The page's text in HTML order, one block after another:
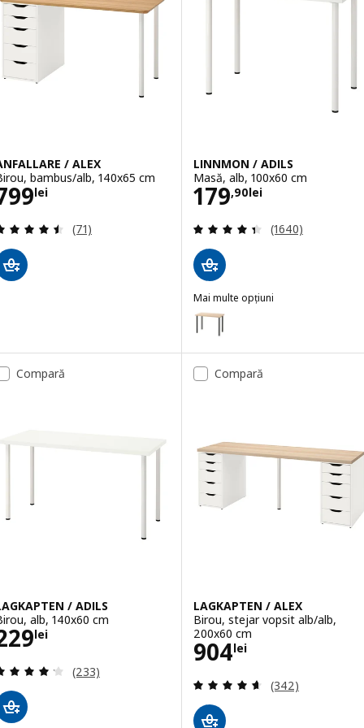
/ ALEX
bambus/alb, 140x65 cm
lei
799lei
Evaluare: 4.5 din 5 stele. Total recenzii:
(71)
LINNMON / ADILS
Masă, alb, 100x60 cm
179,90lei
Preţ 179,90lei
Evaluare: 4.4
(1640)
Mai multe opțiuni
LINNMON / ADILS
Opțiune: LINNMON / ADILS,
Opțiune: LINNMON / ADILS,
Opțiune: LINNMON / ADILS,
Opțiune: LINNMON / ADILS,
Compară
/ ADILS
alb, 140x60 cm
lei
229lei
Evaluare: 4.2 din 5 stele. Total recenzii:
(233)
Compară
LAGKAPTEN / ALEX
Birou, stejar vopsit alb/alb,
200x60 cm
904lei
Preţ 904lei
Evaluare: 4.6
(342)